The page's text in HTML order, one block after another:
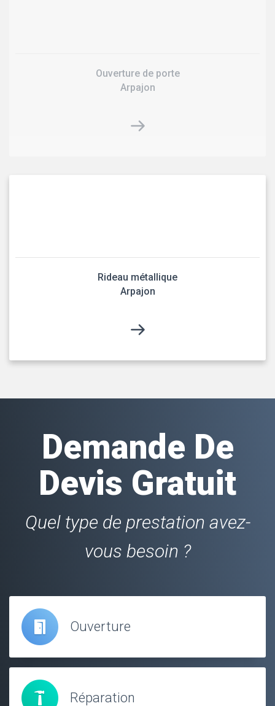
Ouverture de porte
Arpajon
Rideau métallique
Arpajon
Demande De
Devis Gratuit
Quel type de prestation avez-
vous besoin ?
Ouverture
Réparation